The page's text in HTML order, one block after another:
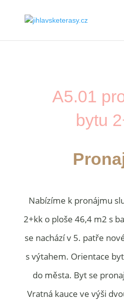
A5.01
bytu
Nabízíme k pronájmu
2+kk o ploše 46,4 m2 s
se nachází v 5. patře
s výtahem. Orientace
do města. Byt se
Vratná kauce ve výši